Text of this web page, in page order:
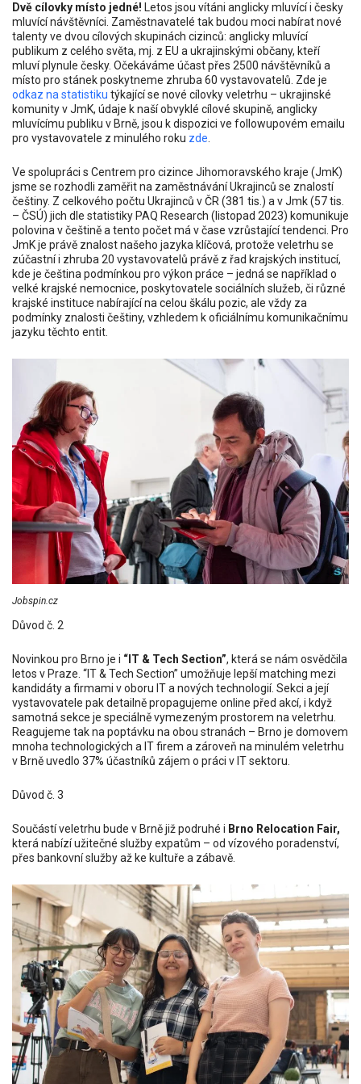
Dvě cílovky místo jedné! Letos jsou vítáni anglicky mluvící i česky
mluvící návštěvníci. Zaměstnavatelé tak budou moci nabírat nové
talenty ve dvou cílových skupinách cizinců: anglicky mluvící
publikum z celého světa, mj. z EU a ukrajinskými občany, kteří
mluví plynule česky. Očekáváme účast přes 2500 návštěvníků a
místo pro stánek poskytneme zhruba 60 vystavovatelů. Zde je
odkaz na statistiku týkající se nové cílovky veletrhu – ukrajinské
komunity v JmK, údaje k naší obvyklé cílové skupině, anglicky
mluvícímu publiku v Brně, jsou k dispozici ve followupovém emailu
pro vystavovatele z minulého roku zde.
Ve spolupráci s Centrem pro cizince Jihomoravského kraje (JmK)
jsme se rozhodli zaměřit na zaměstnávání Ukrajinců se znalostí
češtiny. Z celkového počtu Ukrajinců v ČR (381 tis.) a v Jmk (57 tis.
– ČSÚ) jich dle statistiky PAQ Research (listopad 2023) komunikuje
polovina v češtině a tento počet má v čase vzrůstající tendenci. Pro
JmK je právě znalost našeho jazyka klíčová, protože veletrhu se
zúčastní i zhruba 20 vystavovatelů právě z řad krajských institucí,
kde je čeština podmínkou pro výkon práce – jedná se například o
velké krajské nemocnice, poskytovatele sociálních služeb, či různé
krajské instituce nabírající na celou škálu pozic, ale vždy za
podmínky znalosti češtiny, vzhledem k oficiálnímu komunikačnímu
jazyku těchto entit.
Jobspin.cz
Důvod č. 2
Novinkou pro Brno je i “IT & Tech Section”, která se nám osvědčila
letos v Praze. “IT & Tech Section” umožňuje lepší matching mezi
kandidáty a firmami v oboru IT a nových technologií. Sekci a její
vystavovatele pak detailně propagujeme online před akcí, i když
samotná sekce je speciálně vymezeným prostorem na veletrhu.
Reagujeme tak na poptávku na obou stranách – Brno je domovem
mnoha technologických a IT firem a zároveň na minulém veletrhu
v Brně uvedlo 37% účastníků zájem o práci v IT sektoru.
Důvod č. 3
Součástí veletrhu bude v Brně již podruhé i Brno Relocation Fair,
která nabízí užitečné služby expatům – od vízového poradenství,
přes bankovní služby až ke kultuře a zábavě.